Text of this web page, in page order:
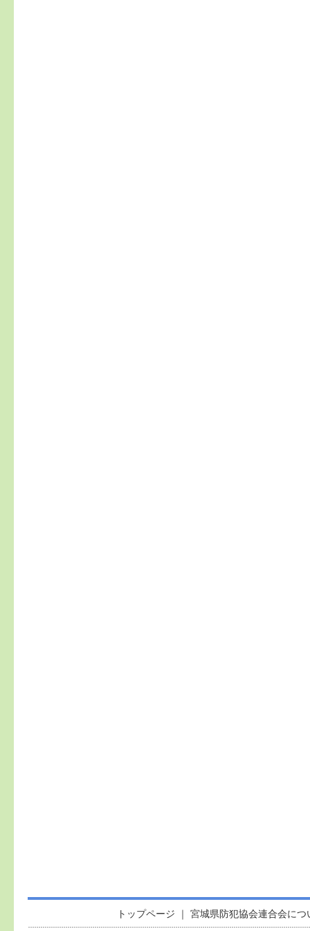
トップページ ｜ 宮城県防犯協会連合会につ